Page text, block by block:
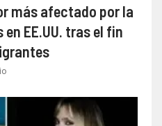
más afectado por la
EE.UU. tras el fin